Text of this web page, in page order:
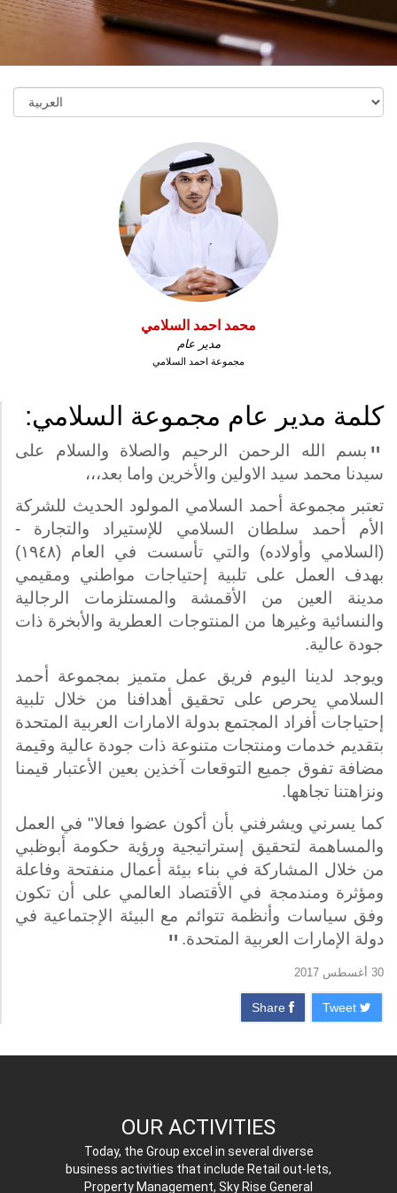
محمد احمد السلامي
مدير عام
مجموعة احمد السلامي
كلمة مدير عام مجموعة السلامي:
" بسم الله الرحمن الرحيم والصلاة والسلام على
سيدنا محمد سيد الاولين والأخرين واما بعد،،،
تعتبر مجموعة أحمد السلامي المولود الحديث للشركة
الأم أحمد سلطان السلامي للإستيراد والتجارة -
(السلامي وأولاده) والتي تأسست في العام (١٩٤٨)
بهدف العمل على تلبية إحتياجات مواطني ومقيمي
مدينة العين من الأقمشة والمستلزمات الرجالية
والنسائية وغيرها من المنتوجات العطرية والأبخرة ذات
جودة عالية.
ويوجد لدينا اليوم فريق عمل متميز بمجموعة أحمد
السلامي يحرص على تحقيق أهدافنا من خلال تلبية
إحتياجات أفراد المجتمع بدولة الامارات العربية المتحدة
بتقديم خدمات ومنتجات متنوعة ذات جودة عالية وقيمة
مضافة تفوق جميع التوقعات آخذين بعين الأعتبار قيمنا
ونزاهتنا تجاهها.
كما يسرني ويشرفني بأن أكون عضوا فعالا" في العمل
والمساهمة لتحقيق إستراتيجية ورؤية حكومة أبوظبي
من خلال المشاركة في بناء بيئة أعمال منفتحة وفاعلة
ومؤثرة ومندمجة في الأقتصاد العالمي على أن تكون
وفق سياسات وأنظمة تتوائم مع البيئة الإجتماعية في
دولة الإمارات العربية المتحدة. "
30 أغسطس 2017
Share
OUR ACTIVITIES
Today, the Group excel in several diverse
business activities that include Retail out-lets,
Property Management, Sky Rise General